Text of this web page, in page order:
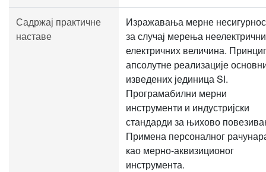
Садржај практичне
наставе
Изражавања мерне
за случај мерења
електричних величина.
апсолутне реализације
изведених јединица SI.
Програмабилни мерни
инструменти и индустријски
стандарди за њихово
Примена персоналног
као мерно-аквизиционог
инструмента.